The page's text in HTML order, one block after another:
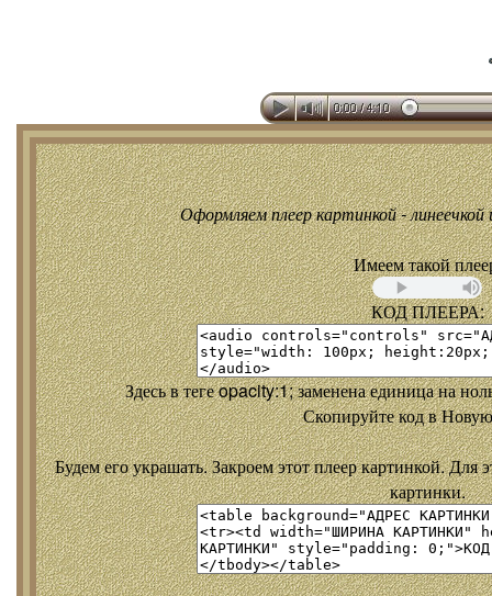
Оформляем плеер картинкой - линеечкой
Имеем такой
КОД ПЛЕЕРА:
Здесь в теге opacity:1; заменена единица на
Скопируйте код в
Будем его украшать. Закроем этот плеер картинкой. Для
картинки.